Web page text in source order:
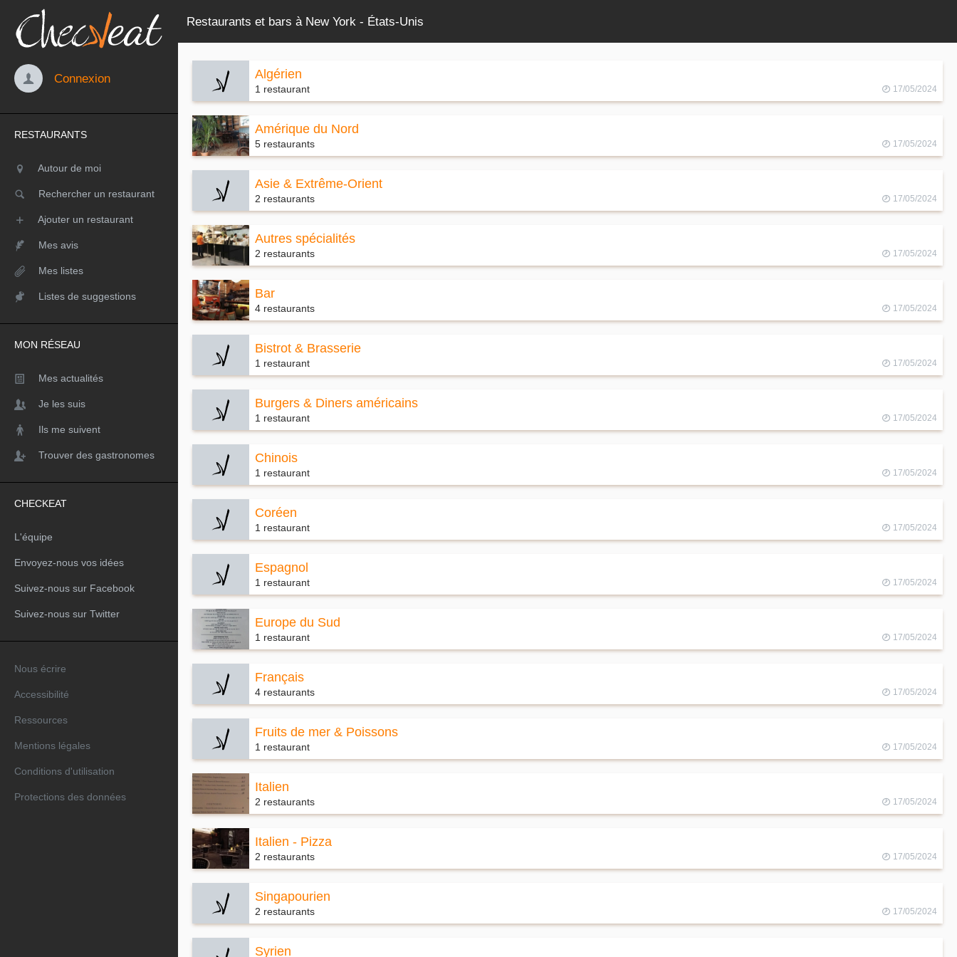
Restaurants et bars à New York - États-Unis
Connexion
RESTAURANTS
Autour de moi
Rechercher un restaurant
Ajouter un restaurant
Mes avis
Mes listes
Listes de suggestions
MON RÉSEAU
Mes actualités
Je les suis
Ils me suivent
Trouver des gastronomes
CHECKEAT
L'équipe
Envoyez-nous vos idées
Suivez-nous sur Facebook
Suivez-nous sur Twitter
Nous écrire
Accessibilité
Ressources
Mentions légales
Conditions d'utilisation
Protections des données
Algérien
1 restaurant 17/05/2024
Amérique du Nord
5 restaurants 17/05/2024
Asie & Extrême-Orient
2 restaurants 17/05/2024
Autres spécialités
2 restaurants 17/05/2024
Bar
4 restaurants 17/05/2024
Bistrot & Brasserie
1 restaurant 17/05/2024
Burgers & Diners américains
1 restaurant 17/05/2024
Chinois
1 restaurant 17/05/2024
Coréen
1 restaurant 17/05/2024
Espagnol
1 restaurant 17/05/2024
Europe du Sud
1 restaurant 17/05/2024
Français
4 restaurants 17/05/2024
Fruits de mer & Poissons
1 restaurant 17/05/2024
Italien
2 restaurants 17/05/2024
Italien - Pizza
2 restaurants 17/05/2024
Singapourien
2 restaurants 17/05/2024
Syrien